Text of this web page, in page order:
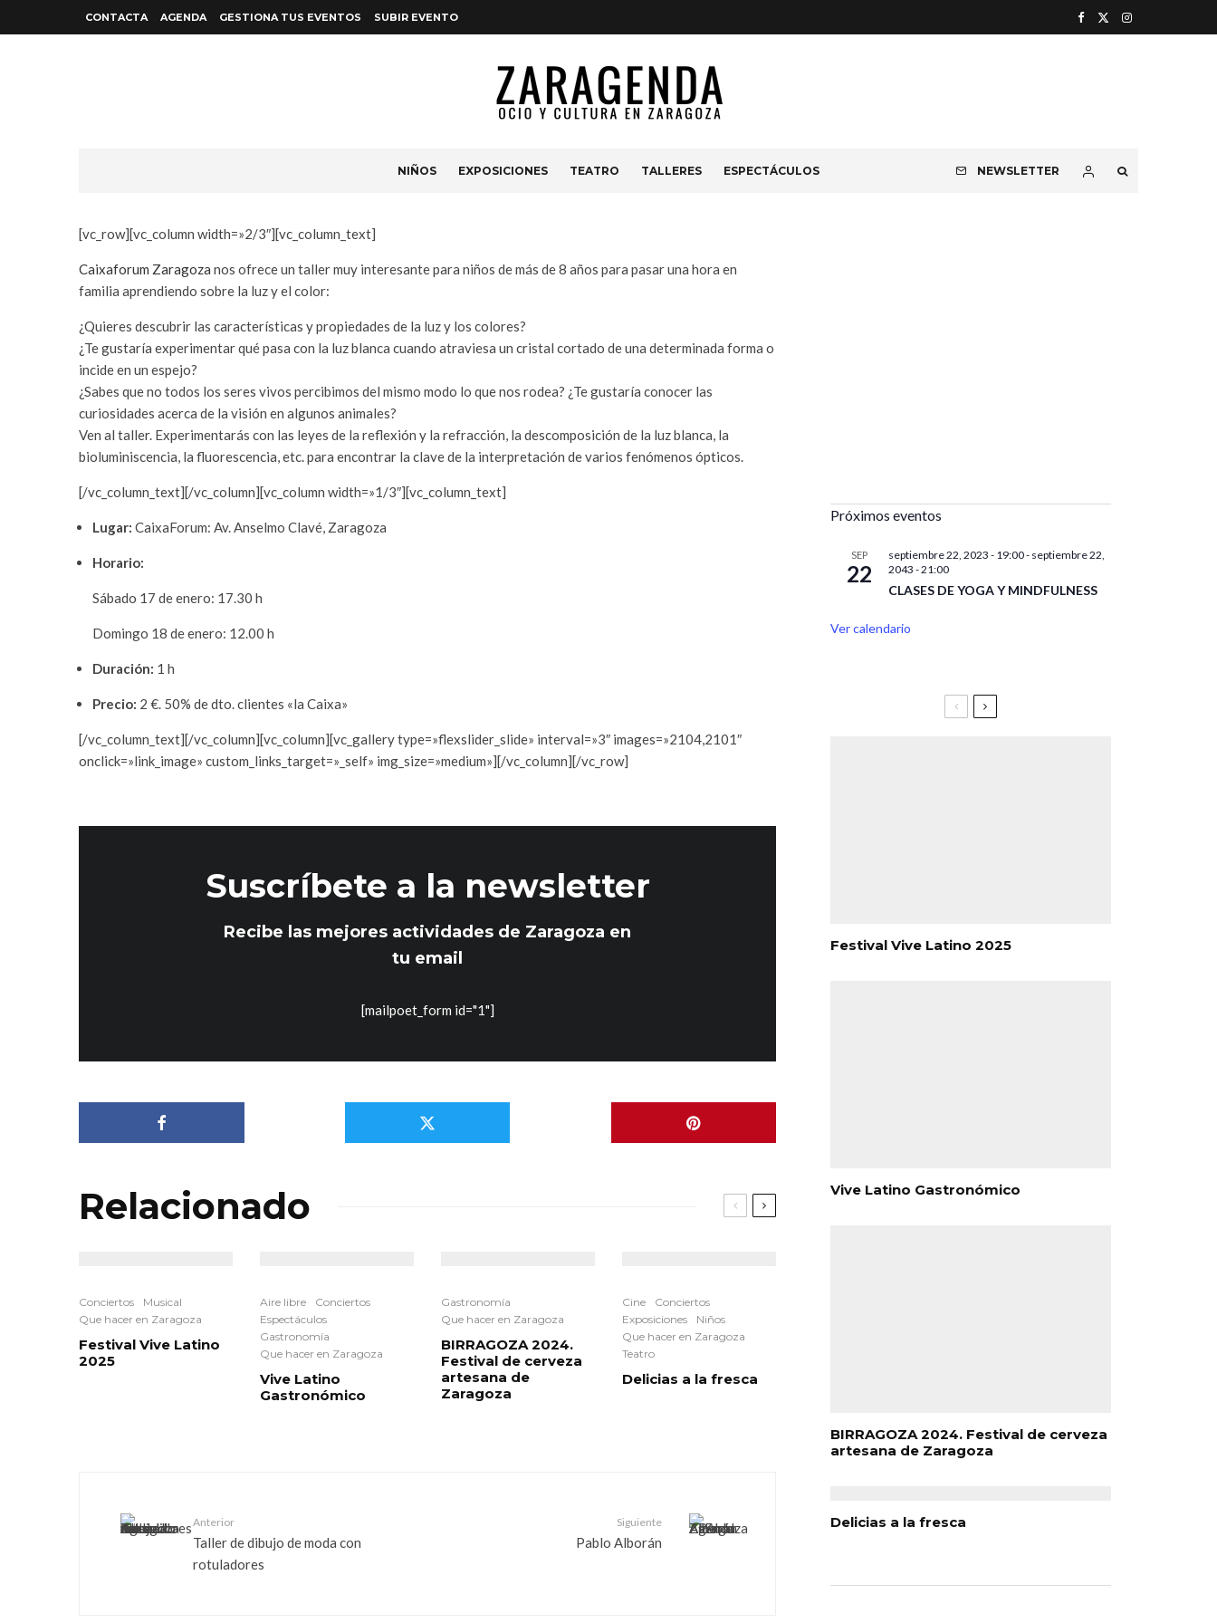
CONTACTA AGENDA GESTIONA TUS EVENTOS SUBIR EVENTO
NIÑOS EXPOSICIONES TEATRO TALLERES ESPECTÁCULOS NEWSLETTER
Taller Luz y Color Caixaforum
[vc_row][vc_column width=»2/3″][vc_column_text]
Caixaforum Zaragoza nos ofrece un taller muy interesante para niños de más de 8 años para pasar una hora en
familia aprendiendo sobre la luz y el color:
¿Quieres descubrir las características y propiedades de la luz y los colores?
¿Te gustaría experimentar qué pasa con la luz blanca cuando atraviesa un cristal cortado de una determinada forma o
incide en un espejo?
¿Sabes que no todos los seres vivos percibimos del mismo modo lo que nos rodea? ¿Te gustaría conocer las
curiosidades acerca de la visión en algunos animales?
Ven al taller. Experimentarás con las leyes de la reflexión y la refracción, la descomposición de la luz blanca, la
bioluminiscencia, la fluorescencia, etc. para encontrar la clave de la interpretación de varios fenómenos ópticos.
[/vc_column_text][/vc_column][vc_column width=»1/3″][vc_column_text]
Lugar: CaixaForum: Av. Anselmo Clavé, Zaragoza
Horario:
Sábado 17 de enero: 17.30 h
Domingo 18 de enero: 12.00 h
Duración: 1 h
Precio: 2 €. 50% de dto. clientes «la Caixa»
[/vc_column_text][/vc_column][vc_column][vc_gallery type=»flexslider_slide» interval=»3″ images=»2104,2101″
onclick=»link_image» custom_links_target=»_self» img_size=»medium»][/vc_column][/vc_row]
Suscríbete a la newsletter
Recibe las mejores actividades de Zaragoza en
tu email
[mailpoet_form id="1"]
Relacionado
Conciertos
Musical
Que hacer en Zaragoza
Festival Vive Latino
2025
Aire libre
Conciertos
Espectáculos
Gastronomía
Que hacer en Zaragoza
Vive Latino
Gastronómico
Gastronomía
Que hacer en Zaragoza
BIRRAGOZA 2024.
Festival de cerveza
artesana de
Zaragoza
Cine
Conciertos
Exposiciones
Niños
Que hacer en Zaragoza
Teatro
Delicias a la fresca
Anterior
Taller de dibujo de moda con
rotuladores
Siguiente
Pablo Alborán
Próximos eventos
SEP
22
septiembre 22, 2023 - 19:00- septiembre 22,
2043 - 21:00
CLASES DE YOGA Y MINDFULNESS
Ver calendario
Festival Vive Latino 2025
Vive Latino Gastronómico
BIRRAGOZA 2024. Festival de cerveza
artesana de Zaragoza
Delicias a la fresca